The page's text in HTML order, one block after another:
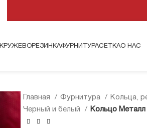
КРУЖЕВОРЕЗИНКАФУРНИТУРАСЕТКАО НАС
Главная Фурнитура
Кольца,
Черный и белый
Кольцо